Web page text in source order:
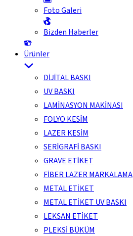
Foto Galeri
Bizden Haberler
Ürünler
DİJİTAL BASKI
UV BASKI
LAMİNASYON MAKİNASI
FOLYO KESİM
LAZER KESİM
SERİGRAFİ BASKI
GRAVE ETİKET
FİBER LAZER MARKALAMA
METAL ETİKET
METAL ETİKET UV BASKI
LEKSAN ETİKET
PLEKSİ BÜKÜM